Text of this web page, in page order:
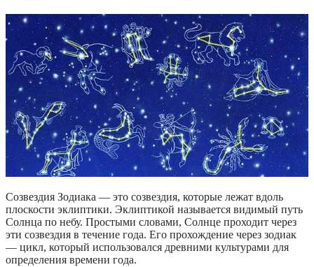
Созвездия Зодиака — это созвездия, которые лежат вдоль
плоскости эклиптики. Эклиптикой называется видимый путь
Солнца по небу. Простыми словами, Солнце проходит через
эти созвездия в течение года. Его прохождение через зодиак
— цикл, который использовался древними культурами для
определения времени года.